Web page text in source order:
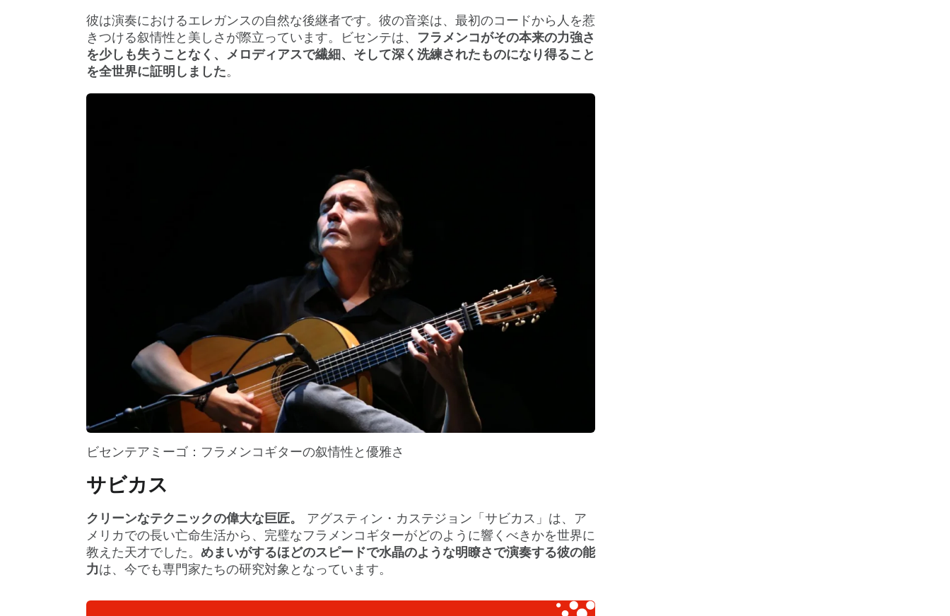
彼は演奏におけるエレガンスの自然な後継者です。彼の音楽は、最初のコードから人を惹
きつける叙情性と美しさが際立っています。ビセンテは、 フラメンコがその本来の力強さ
を少しも失うことなく、メロディアスで繊細、そして深く洗練されたものになり得ること
を全世界に証明しました。
ビセンテアミーゴ：フラメンコギターの叙情性と優雅さ
サビカス
クリーンなテクニックの偉大な巨匠。
アグスティン・カステジョン「サビカス」は、ア
メリカでの長い亡命生活から、完璧なフラメンコギターがどのように響くべきかを世界に
教えた天才でした。 めまいがするほどのスピードで水晶のような明瞭さで演奏する彼の能
力は、今でも専門家たちの研究対象となっています。